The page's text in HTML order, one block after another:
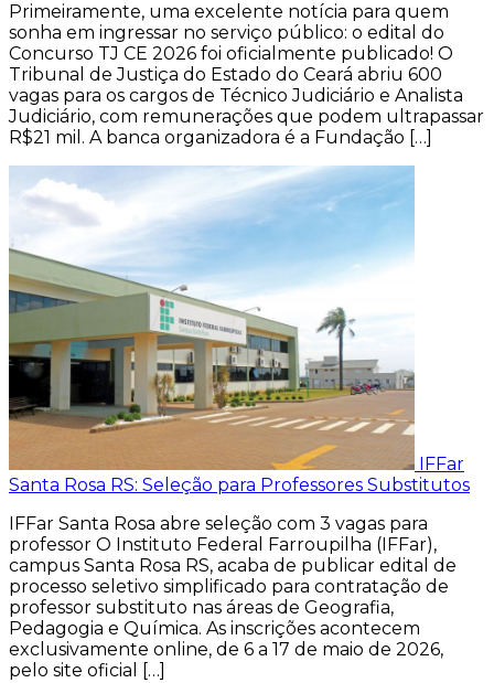
Primeiramente, uma excelente notícia para quem
sonha em ingressar no serviço público: o edital do
Concurso TJ CE 2026 foi oficialmente publicado! O
Tribunal de Justiça do Estado do Ceará abriu 600
vagas para os cargos de Técnico Judiciário e Analista
Judiciário, com remunerações que podem ultrapassar
R$21 mil. A banca organizadora é a Fundação […]
IFFar
Santa Rosa RS: Seleção para Professores Substitutos
IFFar Santa Rosa abre seleção com 3 vagas para
professor O Instituto Federal Farroupilha (IFFar),
campus Santa Rosa RS, acaba de publicar edital de
processo seletivo simplificado para contratação de
professor substituto nas áreas de Geografia,
Pedagogia e Química. As inscrições acontecem
exclusivamente online, de 6 a 17 de maio de 2026,
pelo site oficial […]